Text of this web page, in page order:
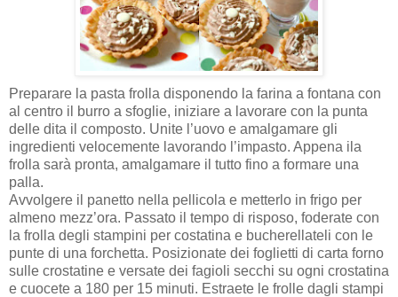
Preparare la pasta frolla disponendo la farina a fontana con
al centro il burro a sfoglie, iniziare a lavorare con la punta
delle dita il composto. Unite l’uovo e amalgamare gli
ingredienti velocemente lavorando l’impasto. Appena ila
frolla sarà pronta, amalgamare il tutto fino a formare una
palla.
Avvolgere il panetto nella pellicola e metterlo in frigo per
almeno mezz’ora. Passato il tempo di risposo, foderate con
la frolla degli stampini per costatina e bucherellateli con le
punte di una forchetta. Posizionate dei foglietti di carta forno
sulle crostatine e versate dei fagioli secchi su ogni crostatina
e cuocete a 180 per 15 minuti. Estraete le frolle dagli stampi